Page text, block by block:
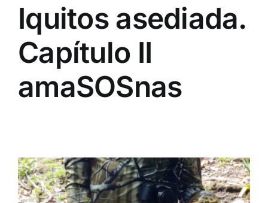
Iquitos asediada.
Capítulo II
amaSOSnas